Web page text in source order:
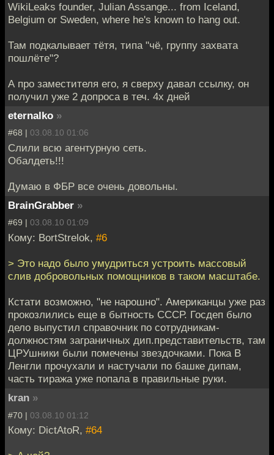
WikiLeaks founder, Julian Assange... from Iceland,
Belgium or Sweden, where he's known to hang out.
Там подкалывает тётя, типа "чё, группу захвата
пошлёте"?
А про заместителя его, я сверху давал ссылку, он
получил уже 2 допроса в теч. 4х дней
eternalko »
#68 | 03.08.10 01:06
Слили всю агентурную сеть.
Обалдеть!!!
Думаю в ФБР все очень довольны.
BrainGrabber »
#69 | 03.08.10 01:09
Кому: BortStrelok, #6
> Это надо было умудриться устроить массовый
слив добровольных помощников в таком масштабе.
Кстати возможно, "не нарошно". Американцы уже раз
прокозлились еще в бытность СССР. Госдеп было
дело выпустил справочник по сотрудникам-
должностям заграничных дип.представительств, там
ЦРУшники были помечены звездочками. Пока В
Ленгли прочухали и настучали по башке дипам,
часть тиража уже попала в правильные руки.
kran »
#70 | 03.08.10 01:12
Кому: DictAtoR, #64